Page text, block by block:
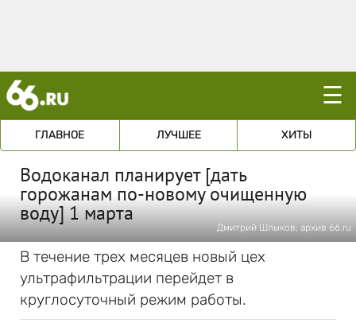
☰
ГЛАВНОЕ ЛУЧШЕЕ ХИТЫ
Водоканал планирует [дать
горожанам по-новому очищенную
воду] 1 марта
Дмитрий Шлыков; архив 66.ru
В течение трех месяцев новый цех
ультрафильтрации перейдет в
круглосуточный режим работы.